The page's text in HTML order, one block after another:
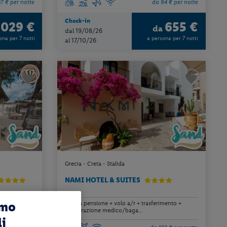
€ per notte
€
per 7 notti
da 94 € per notte
Check-in
dal 19/08/26
al 17/10/26
da 655 €
a persona per 7 notti
+
Grecia - Creta - Stalida
NAMI HOTEL & SUITES
mezza pensione + volo a/r + trasferimento +
assicurazione medico/baga...